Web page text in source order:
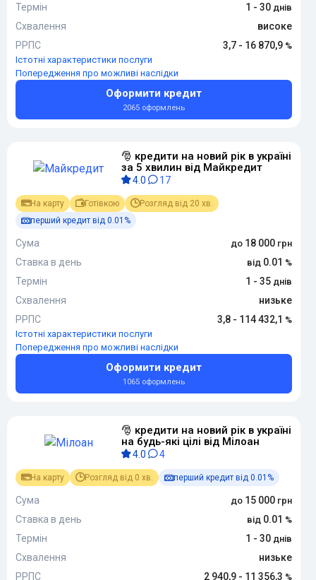
Термін
1 - 30
Схвалення
високе
РРПС
3,7 - 16 870,9
Істотні характеристики послуги
Попередження про можливі наслідки
Оформити кредит
2065 оформлень
🎅 кредити на новий рік в україні
за 5 хвилин від Майкредит
4.0 17
На карту Готівкою
Розгляд від 20 хв.
перший кредит від 0.01%
Сума
18 000
Ставка в день
0.01
Термін
1 - 35
Схвалення
низьке
РРПС
3,8 - 114 432,1
Істотні характеристики послуги
Попередження про можливі наслідки
Оформити кредит
1065 оформлень
🎅 кредити на новий рік в україні
на будь-які цілі від Мілоан
4.0 4
На карту Розгляд від 0 хв. перший кредит від 0.01%
Сума
15 000
Ставка в день
0.01
Термін
1 - 30
Схвалення
низьке
РРПС
2 940,9 - 11 356,3